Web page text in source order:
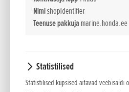
NimishopIdentifier
Teenuse pakkujamarine.honda.ee
Statistilised
Statistilised küpsised aitavad veebisaidi
- Tärniga tähistatud väljade